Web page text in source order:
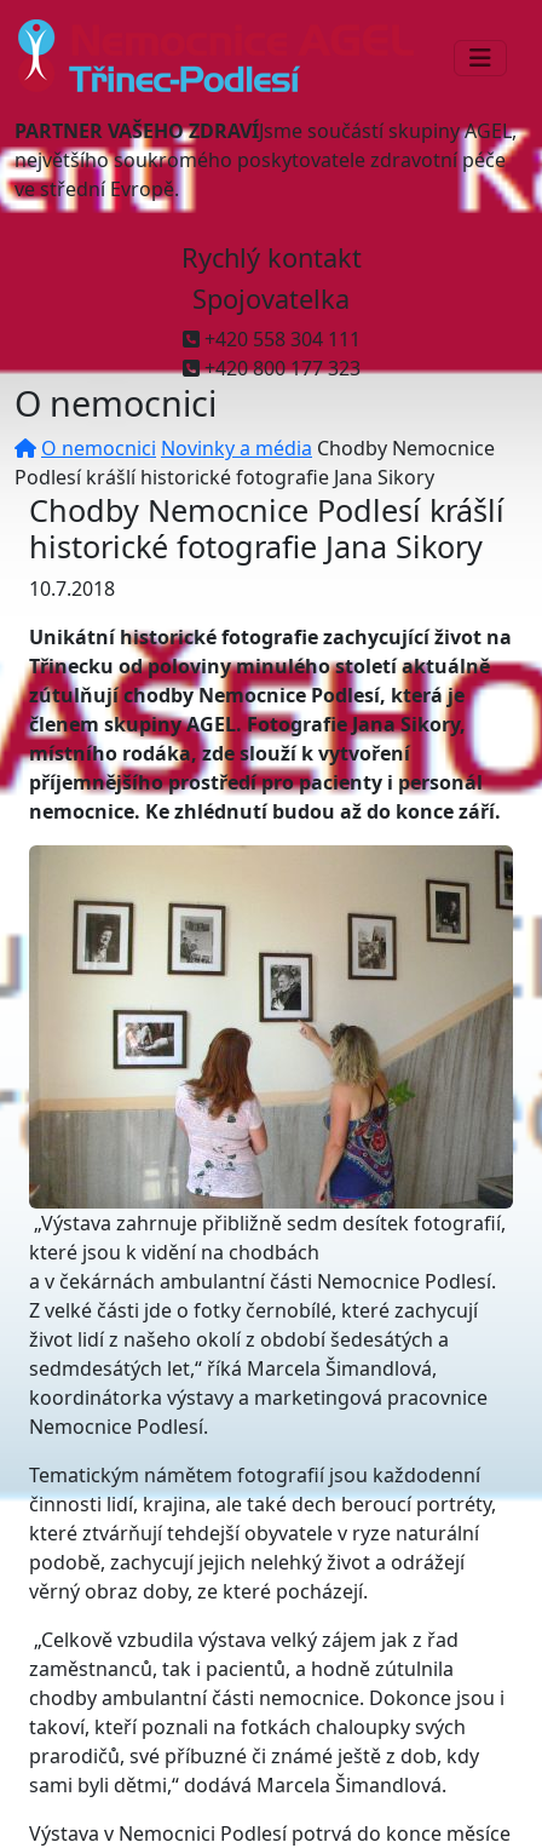
PARTNER VAŠEHO ZDRAVÍJsme součástí skupiny AGEL,
největšího soukromého poskytovatele zdravotní péče
ve střední Evropě.
Rychlý kontakt
Spojovatelka
+420 558 304 111
+420 800 177 323
O nemocnici
O nemocnici Novinky a média Chodby Nemocnice
Podlesí krášlí historické fotografie Jana Sikory
Chodby Nemocnice Podlesí krášlí
historické fotografie Jana Sikory
10.7.2018
Unikátní historické fotografie zachycující život na
Třinecku od poloviny minulého století aktuálně
zútulňují chodby Nemocnice Podlesí, která je
členem skupiny AGEL. Fotografie Jana Sikory,
místního rodáka, zde slouží k vytvoření
příjemnějšího prostředí pro pacienty i personál
nemocnice. Ke zhlédnutí budou až do konce září.
„Výstava zahrnuje přibližně sedm desítek fotografií,
které jsou k vidění na chodbách
a v čekárnách ambulantní části Nemocnice Podlesí.
Z velké části jde o fotky černobílé, které zachycují
život lidí z našeho okolí z období šedesátých a
sedmdesátých let,“ říká Marcela Šimandlová,
koordinátorka výstavy a marketingová pracovnice
Nemocnice Podlesí.
Tematickým námětem fotografií jsou každodenní
činnosti lidí, krajina, ale také dech beroucí portréty,
které ztvárňují tehdejší obyvatele v ryze naturální
podobě, zachycují jejich nelehký život a odrážejí
věrný obraz doby, ze které pocházejí.
„Celkově vzbudila výstava velký zájem jak z řad
zaměstnanců, tak i pacientů, a hodně zútulnila
chodby ambulantní části nemocnice. Dokonce jsou i
takoví, kteří poznali na fotkách chaloupky svých
prarodičů, své příbuzné či známé ještě z dob, kdy
sami byli dětmi,“ dodává Marcela Šimandlová.
Výstava v Nemocnici Podlesí potrvá do konce měsíce